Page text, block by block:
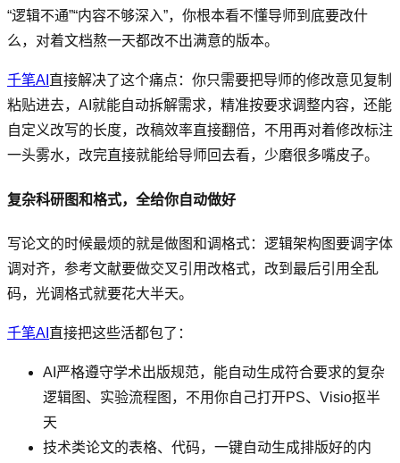
“逻辑不通”“内容不够深入”，你根本看不懂导师到底要改什
么，对着文档熬一天都改不出满意的版本。
千笔AI 直接解决了这个痛点：你只需要把导师的修改意见复制
粘贴进去，AI就能自动拆解需求，精准按要求调整内容，还能
自定义改写的长度，改稿效率直接翻倍，不用再对着修改标注
一头雾水，改完直接就能给导师回去看，少磨很多嘴皮子。
复杂科研图和格式，全给你自动做好
写论文的时候最烦的就是做图和调格式：逻辑架构图要调字体
调对齐，参考文献要做交叉引用改格式，改到最后引用全乱
码，光调格式就要花大半天。
千笔AI 直接把这些活都包了：
AI严格遵守学术出版规范，能自动生成符合要求的复杂
逻辑图、实验流程图，不用你自己打开PS、Visio抠半
天
技术类论文的表格、代码，一键自动生成排版好的内